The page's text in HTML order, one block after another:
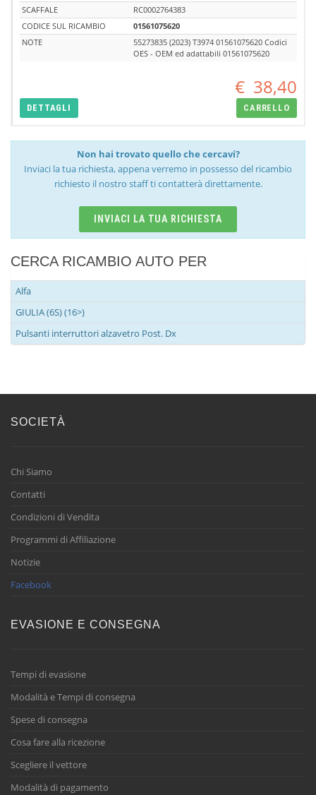
SCAFFALE
RC0002764383
CODICE SUL RICAMBIO
01561075620
NOTE
55273835 (2023) T3974 01561075620 Codici
OES - OEM ed adattabili 01561075620
€ 38,40
DETTAGLI CARRELLO
Non hai trovato quello che cercavi?
Inviaci la tua richiesta, appena verremo in possesso del ricambio
richiesto il nostro staff ti contatterà direttamente.
INVIACI LA TUA RICHIESTA
CERCA RICAMBIO AUTO PER
Alfa
GIULIA (6S) (16>)
Pulsanti interruttori alzavetro Post. Dx
SOCIETÀ
Chi Siamo
Contatti
Condizioni di Vendita
Programmi di Affiliazione
Notizie
Facebook
EVASIONE E CONSEGNA
Tempi di evasione
Modalità e Tempi di consegna
Spese di consegna
Cosa fare alla ricezione
Scegliere il vettore
Modalità di pagamento